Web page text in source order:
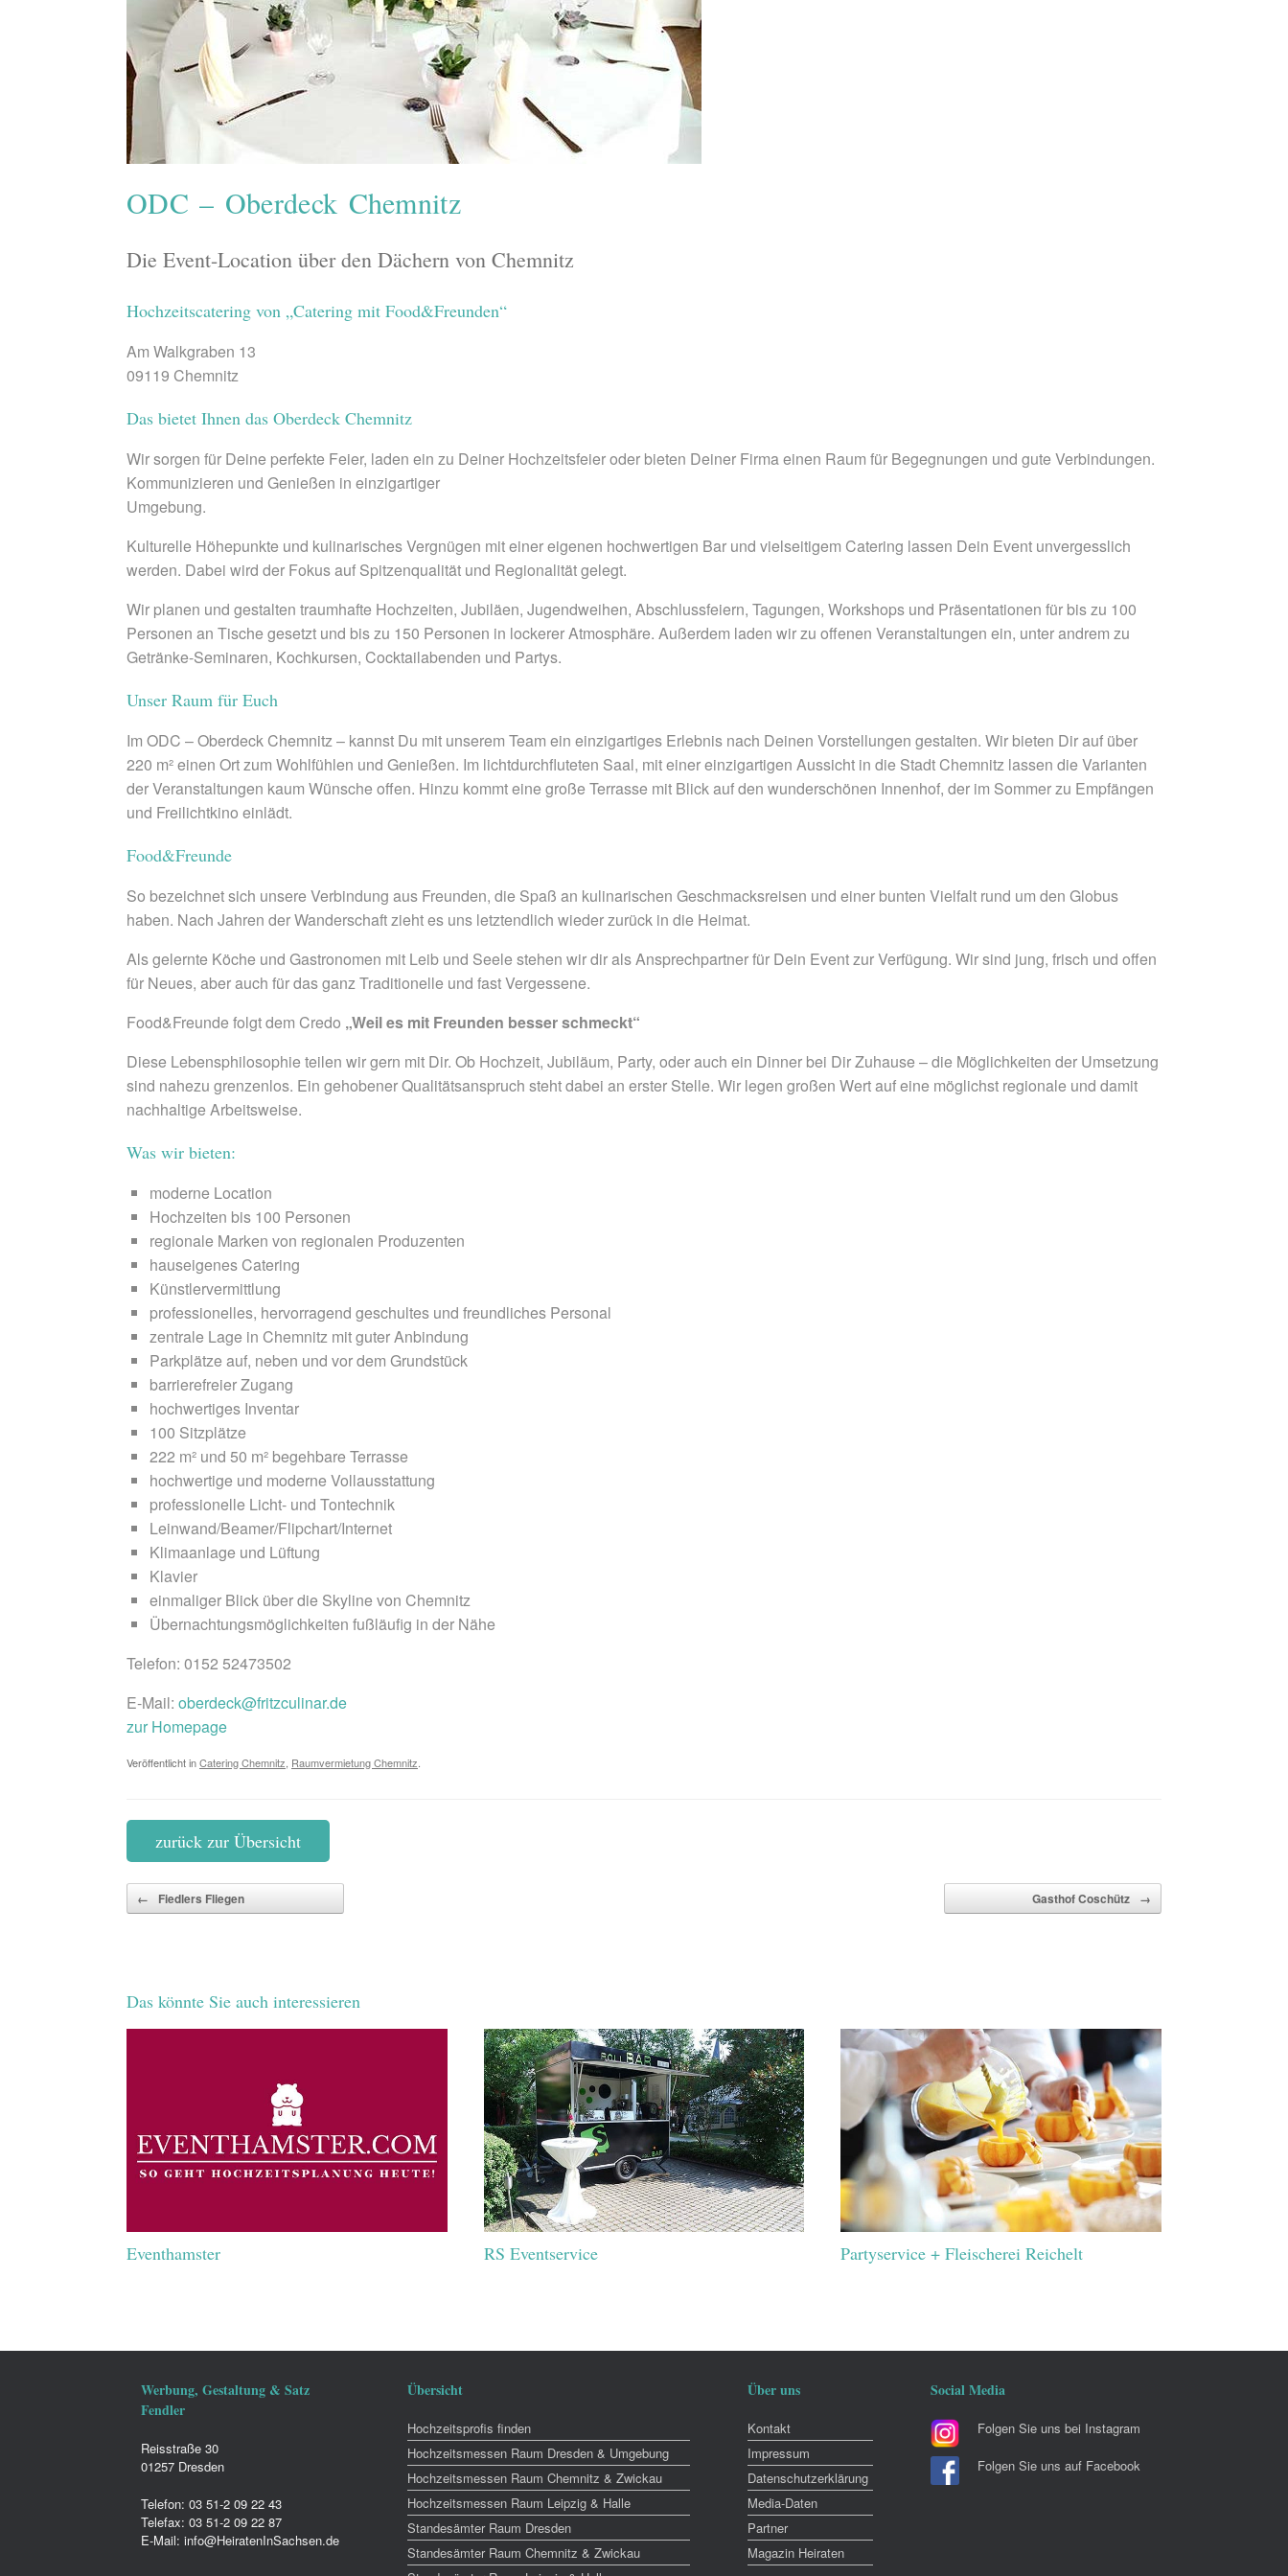
ODC – Oberdeck Chemnitz
Die Event-Location über den Dächern von Chemnitz
Hochzeitscatering von „Catering mit Food&Freunden“
Am Walkgraben 13
09119 Chemnitz
Das bietet Ihnen das Oberdeck Chemnitz
Wir sorgen für Deine perfekte Feier, laden ein zu Deiner Hochzeitsfeier oder bieten Deiner Firma einen Raum für Begegnungen und gute Verbindungen.
Kommunizieren und Genießen in einzigartiger
Umgebung.
Kulturelle Höhepunkte und kulinarisches Vergnügen mit einer eigenen hochwertigen Bar und vielseitigem Catering lassen Dein Event unvergesslich
werden. Dabei wird der Fokus auf Spitzenqualität und Regionalität gelegt.
Wir planen und gestalten traumhafte Hochzeiten, Jubiläen, Jugendweihen, Abschlussfeiern, Tagungen, Workshops und Präsentationen für bis zu 100
Personen an Tische gesetzt und bis zu 150 Personen in lockerer Atmosphäre. Außerdem laden wir zu offenen Veranstaltungen ein, unter andrem zu
Getränke-Seminaren, Kochkursen, Cocktailabenden und Partys.
Unser Raum für Euch
Im ODC – Oberdeck Chemnitz – kannst Du mit unserem Team ein einzigartiges Erlebnis nach Deinen Vorstellungen gestalten. Wir bieten Dir auf über
220 m² einen Ort zum Wohlfühlen und Genießen. Im lichtdurchfluteten Saal, mit einer einzigartigen Aussicht in die Stadt Chemnitz lassen die Varianten
der Veranstaltungen kaum Wünsche offen. Hinzu kommt eine große Terrasse mit Blick auf den wunderschönen Innenhof, der im Sommer zu Empfängen
und Freilichtkino einlädt.
Food&Freunde
So bezeichnet sich unsere Verbindung aus Freunden, die Spaß an kulinarischen Geschmacksreisen und einer bunten Vielfalt rund um den Globus
haben. Nach Jahren der Wanderschaft zieht es uns letztendlich wieder zurück in die Heimat.
Als gelernte Köche und Gastronomen mit Leib und Seele stehen wir dir als Ansprechpartner für Dein Event zur Verfügung. Wir sind jung, frisch und offen
für Neues, aber auch für das ganz Traditionelle und fast Vergessene.
Food&Freunde folgt dem Credo „Weil es mit Freunden besser schmeckt“
Diese Lebensphilosophie teilen wir gern mit Dir. Ob Hochzeit, Jubiläum, Party, oder auch ein Dinner bei Dir Zuhause – die Möglichkeiten der Umsetzung
sind nahezu grenzenlos. Ein gehobener Qualitätsanspruch steht dabei an erster Stelle. Wir legen großen Wert auf eine möglichst regionale und damit
nachhaltige Arbeitsweise.
Was wir bieten:
moderne Location
Hochzeiten bis 100 Personen
regionale Marken von regionalen Produzenten
hauseigenes Catering
Künstlervermittlung
professionelles, hervorragend geschultes und freundliches Personal
zentrale Lage in Chemnitz mit guter Anbindung
Parkplätze auf, neben und vor dem Grundstück
barrierefreier Zugang
hochwertiges Inventar
100 Sitzplätze
222 m² und 50 m² begehbare Terrasse
hochwertige und moderne Vollausstattung
professionelle Licht- und Tontechnik
Leinwand/Beamer/Flipchart/Internet
Klimaanlage und Lüftung
Klavier
einmaliger Blick über die Skyline von Chemnitz
Übernachtungsmöglichkeiten fußläufig in der Nähe
Telefon: 0152 52473502
E-Mail: oberdeck@fritzculinar.de
zur Homepage
Veröffentlicht inCatering Chemnitz Raumvermietung Chemnitz
zurück zur Übersicht
Beitragsnavigation
← Fiedlers Fliegen Gasthof Coschütz →
Das könnte Sie auch interessieren
Eventhamster RS Eventservice Partyservice + Fleischerei Reichelt
Werbung, Gestaltung & Satz
Fendler
Reisstraße 30
01257 Dresden
Telefon: 03 51-2 09 22 43
Telefax: 03 51-2 09 22 87
E-Mail: info@HeiratenInSachsen.de
Übersicht
Hochzeitsprofis finden
Hochzeitsmessen Raum Dresden & Umgebung
Hochzeitsmessen Raum Chemnitz & Zwickau
Hochzeitsmessen Raum Leipzig & Halle
Standesämter Raum Dresden
Standesämter Raum Chemnitz & Zwickau
Über uns
Kontakt
Impressum
Datenschutzerklärung
Media-Daten
Partner
Magazin Heiraten
Social Media
Folgen Sie uns bei Instagram
Folgen Sie uns auf Facebook